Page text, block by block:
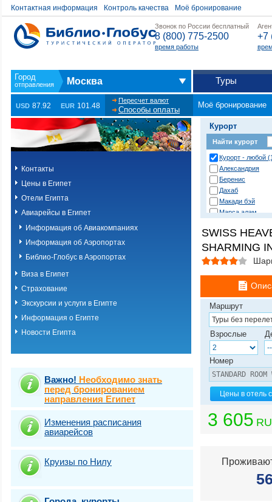
Контактная информация Контроль качества Моё бронирование
Звонок по России бесплатный
8 (800) 775-2500
время работы
+7
Москва Туры
USD 87.92 EUR 101.48
Пересчет валют
Способы оплаты
Моё бронирование
Контакты
Цены в Египет
Отели Египта
Авиарейсы в Египет
Информация об Авиакомпаниях
Информация об Аэропортах
Библио-Глобус в Аэропортах
Виза в Египет
Страхование
Экскурсии и услуги в Египте
Информация о Египте
Новости Египта
Важно! Необходимо знать
перед бронированием
направления Египет
Изменения расписания
авиарейсов
Круизы по Нилу
Курорт
Найти курорт
Курорт - любой
Александрия
Беренис
Дахаб
Макади бэй
Марса алам
Сафага
Сахл хашиш
Сома бэй
Таба
Хургада
Шарм-эль-шейх
Эль Кусейр
Эль гуна
Эль-Аламейн
SWISS
SHARMING
Маршрут
Взрослые
Номер
Цены в отель
3 605